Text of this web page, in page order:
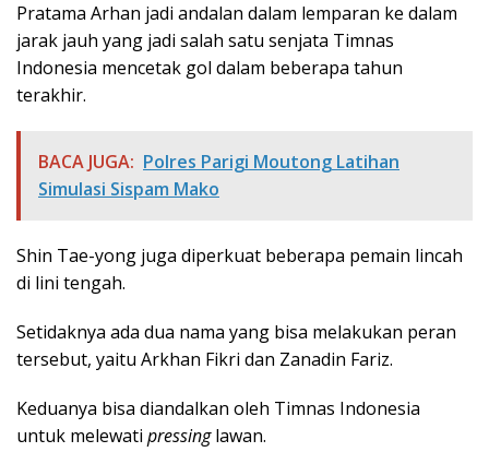
Pratama Arhan jadi andalan dalam lemparan ke dalam
jarak jauh yang jadi salah satu senjata Timnas
Indonesia mencetak gol dalam beberapa tahun
terakhir.
BACA JUGA: Polres Parigi Moutong Latihan
Simulasi Sispam Mako
Shin Tae-yong juga diperkuat beberapa pemain lincah
di lini tengah.
Setidaknya ada dua nama yang bisa melakukan peran
tersebut, yaitu Arkhan Fikri dan Zanadin Fariz.
Keduanya bisa diandalkan oleh Timnas Indonesia
untuk melewati pressinglawan.